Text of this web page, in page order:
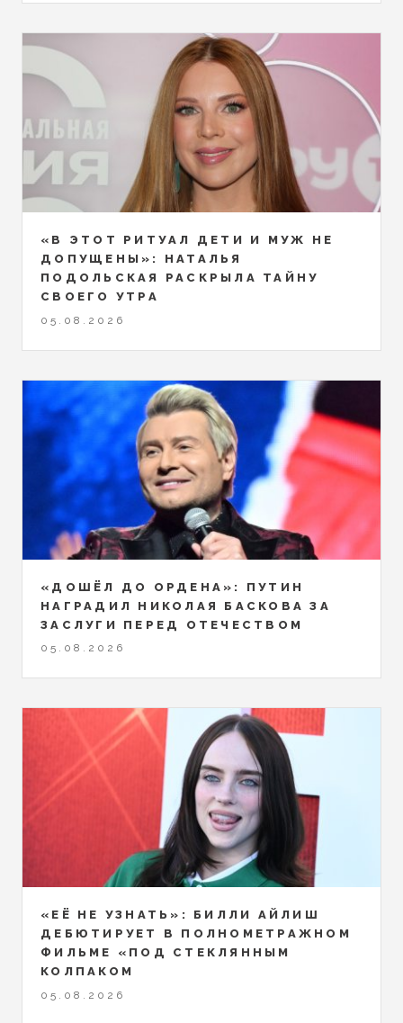
«В ЭТОТ РИТУАЛ ДЕТИ И МУЖ НЕ
ДОПУЩЕНЫ»: НАТАЛЬЯ
ПОДОЛЬСКАЯ РАСКРЫЛА ТАЙНУ
СВОЕГО УТРА
05.08.2026
«ДОШЁЛ ДО ОРДЕНА»: ПУТИН
НАГРАДИЛ НИКОЛАЯ БАСКОВА ЗА
ЗАСЛУГИ ПЕРЕД ОТЕЧЕСТВОМ
05.08.2026
«ЕЁ НЕ УЗНАТЬ»: БИЛЛИ АЙЛИШ
ДЕБЮТИРУЕТ В ПОЛНОМЕТРАЖНОМ
ФИЛЬМЕ «ПОД СТЕКЛЯННЫМ
КОЛПАКОМ
05.08.2026